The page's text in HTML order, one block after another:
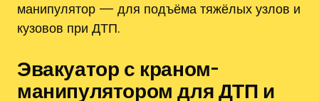
манипулятор — для подъёма тяжёлых узлов и
кузовов при ДТП.
Эвакуатор с краном-
манипулятором для ДТП и